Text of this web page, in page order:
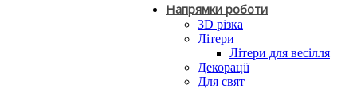
Напрямки роботи
3D різка
Літери
Літери для весілля
Декорації
Для свят